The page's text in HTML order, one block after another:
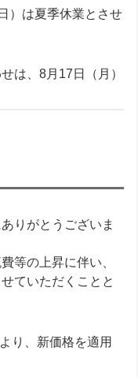
）は夏季休業とさせ
は、8月 17 日（月）
りがとうございま
等の上昇に伴い、
ていただくことと
り、新価格を適用